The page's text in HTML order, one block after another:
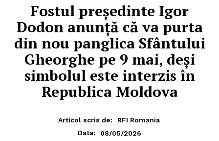
Fostul președinte Igor
Dodon anunță că va purta
din nou panglica Sfântului
Gheorghe pe 9 mai, deși
simbolul este interzis în
Republica Moldova
Articol scris de:
RFI Romania
Data:
08/05/2026